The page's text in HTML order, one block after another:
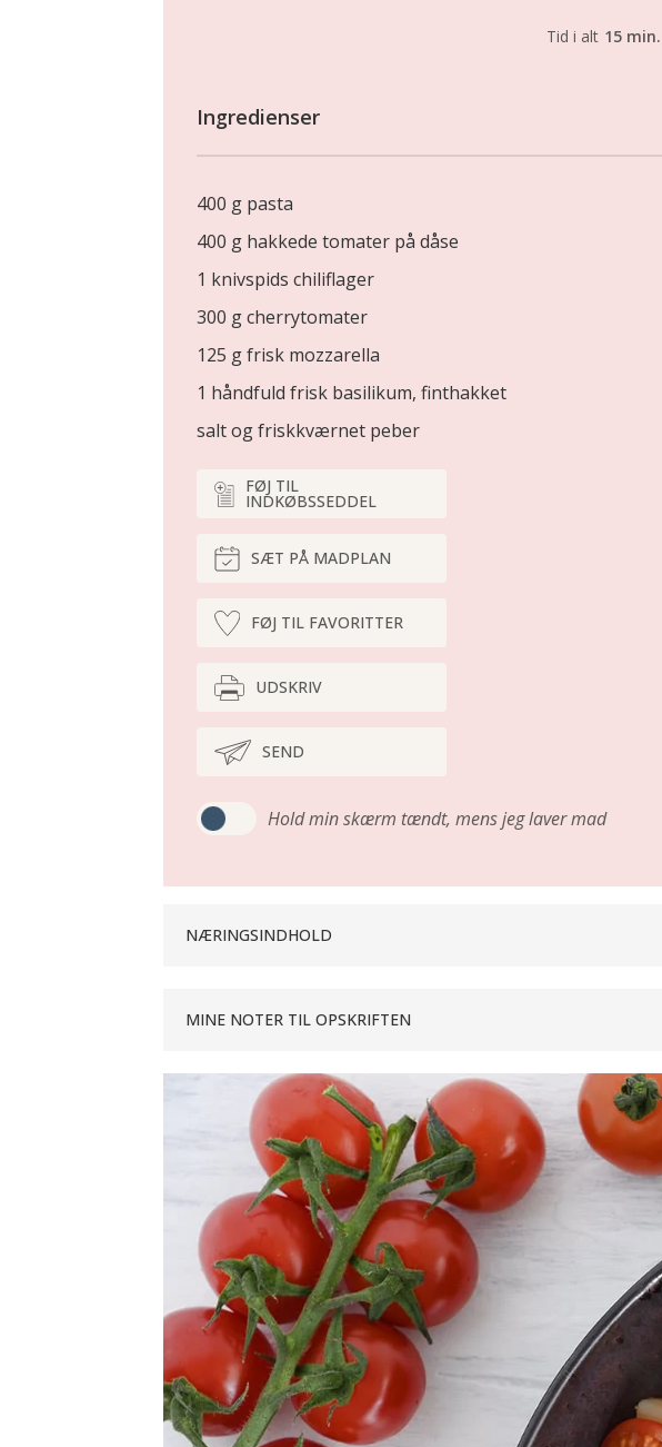
Tid i alt 15 min.
Ingredienser
400 g pasta
400 g hakkede tomater på dåse
1 knivspids chiliflager
300 g cherrytomater
125 g frisk mozzarella
1 håndfuld frisk basilikum, finthakket
salt og friskkværnet peber
FØJ TIL
INDKØBSSEDDEL
SÆT PÅ MADPLAN
FØJ TIL FAVORITTER
UDSKRIV
SEND
Hold min skærm tændt, mens jeg laver mad
NÆRINGSINDHOLD
MINE NOTER TIL OPSKRIFTEN